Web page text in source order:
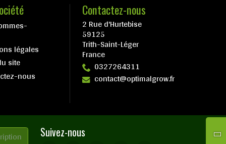
légales
site
nous
Contactez-nous
2 Rue d'Hurtebise
59125
Trith-Saint-Léger
France
0327264311
contact@optimalgrow.fr
Suivez-nous